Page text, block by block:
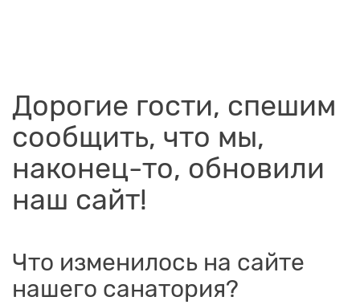
Дорогие гости, спешим
сообщить, что мы,
наконец-то, обновили
наш сайт!
Что изменилось на сайте
нашего санатория?